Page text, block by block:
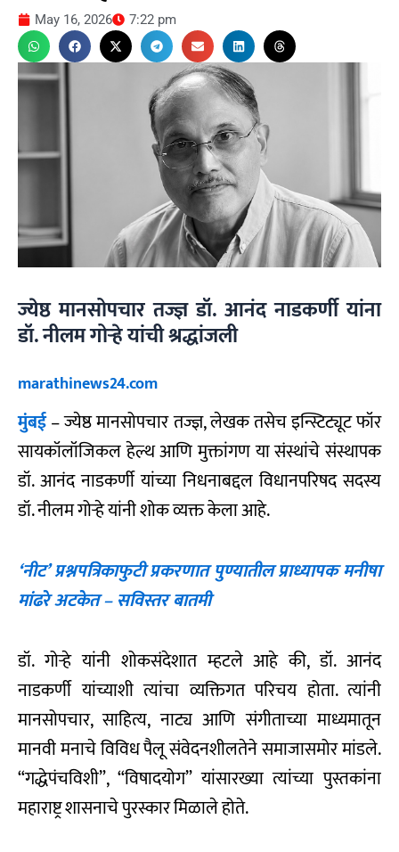
May 16, 2026 7:22 pm
ज्येष्ठ मानसोपचार तज्ज्ञ डॉ. आनंद नाडकर्णी यांना
डॉ. नीलम गोऱ्हे यांची श्रद्धांजली
marathinews24.com
मुंबई– ज्येष्ठ मानसोपचार तज्ज्ञ, लेखक तसेच इन्स्टिट्यूट फॉर
सायकॉलॉजिकल हेल्थ आणि मुक्तांगण या संस्थांचे संस्थापक
डॉ. आनंद नाडकर्णी यांच्या निधनाबद्दल विधानपरिषद सदस्य
डॉ. नीलम गोऱ्हे यांनी शोक व्यक्त केला आहे.
‘नीट’ प्रश्नपत्रिकाफुटी प्रकरणात पुण्यातील प्राध्यापक मनीषा
मांढरे अटकेत – सविस्तर बातमी
डॉ. गोऱ्हे यांनी शोकसंदेशात म्हटले आहे की, डॉ. आनंद
नाडकर्णी यांच्याशी त्यांचा व्यक्तिगत परिचय होता. त्यांनी
मानसोपचार, साहित्य, नाट्य आणि संगीताच्या माध्यमातून
मानवी मनाचे विविध पैलू संवेदनशीलतेने समाजासमोर मांडले.
“गद्धेपंचविशी”, “विषादयोग” यांसारख्या त्यांच्या पुस्तकांना
महाराष्ट्र शासनाचे पुरस्कार मिळाले होते.